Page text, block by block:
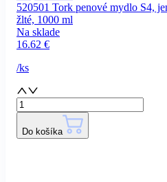
520501 Tork penové mydlo S4,
žlté, 1000 ml
Na sklade
16.62 €
/ks
Do košíka